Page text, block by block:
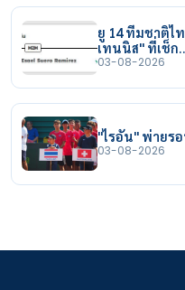
ยู 14 ทีมชาติไ
เทนนิส" ที่เช็ก
03-08-2026
"ไรอัน" พ่ายร
03-08-2026